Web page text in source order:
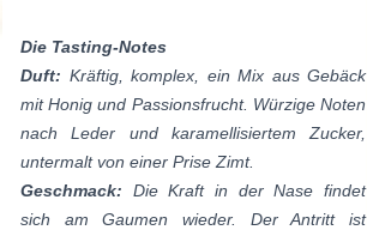
Die Tasting-Notes
Duft: Kräftig, komplex, ein Mix aus Gebäck
mit Honig und Passionsfrucht. Würzige Noten
nach Leder und karamellisiertem Zucker,
untermalt von einer Prise Zimt.
Geschmack: Die Kraft in der Nase findet
sich am Gaumen wieder. Der Antritt ist